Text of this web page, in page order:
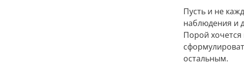
Пусть и не
наблюдения и
Порой хочется
остальным.